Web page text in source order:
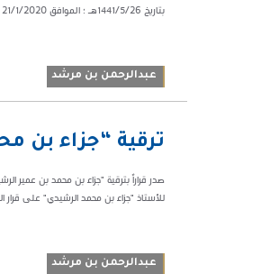
بتاريخ 1441/5/26هـ ؛ الموافق 21/1/2020 بقصر ...
عبدالرحمن بن مرشد
ترقية “جزاء بن
للأستاذ "جزاء بن محمد الرشيدي" على قرار
عبدالرحمن بن مرشد